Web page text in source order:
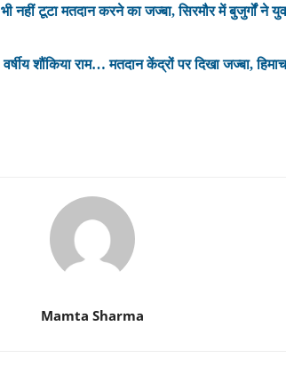
नहीं टूटा मतदान करने का जज्बा, सिरमौर में बुजुर्गों ने
शौंकिया राम… मतदान केंद्रों पर दिखा जज्बा,
Mamta Sharma